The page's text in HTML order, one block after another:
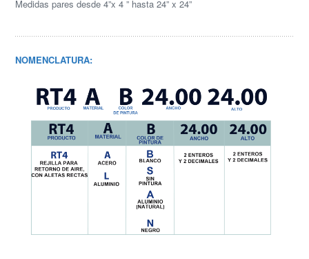
Medidas pares desde 4”x 4 ” hasta 24” x 24”
NOMENCLATURA: